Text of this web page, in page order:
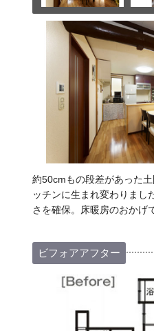
約50cmもの段差があった
ッチンに生まれ変わりまし
さを確保。床暖房のおかげ
ビフォアアフター